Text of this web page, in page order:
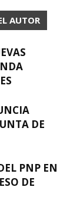
AUTOR
DE
PNP EN
DE